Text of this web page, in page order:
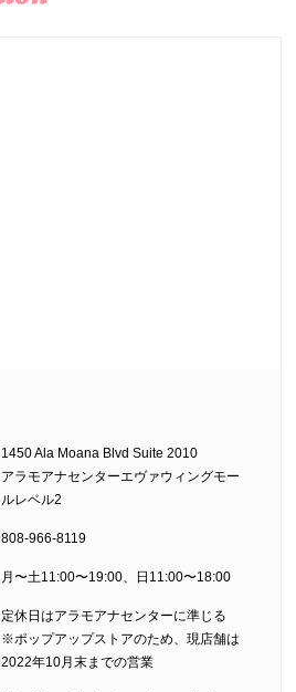
1450 Ala Moana Blvd Suite 2010
アラモアナセンターエヴァウィングモー
ルレベル2
808-966-8119
月〜土11:00〜19:00、日11:00〜18:00
定休日はアラモアナセンターに準じる
※ポップアップストアのため、現店舗は
2022年10月末までの営業